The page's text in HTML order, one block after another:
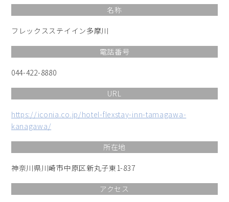
名称
フレックスステイイン多摩川
電話番号
044-422-8880
URL
https://iconia.co.jp/hotel-flexstay-inn-tamagawa-
kanagawa/
所在地
神奈川県川崎市中原区新丸子東1-837
アクセス